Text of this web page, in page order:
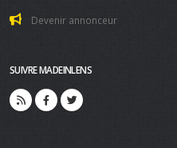
Devenir annonceur
SUIVRE MADEINLENS